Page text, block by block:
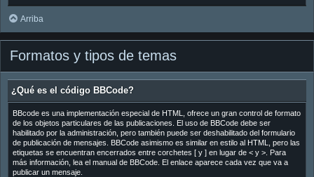
Arriba
Formatos y tipos de temas
¿Qué es el código BBCode?
BBcode es una implementación especial de HTML, ofrece un gran control de formato
de los objetos particulares de las publicaciones. El uso de BBCode debe ser
habilitado por la administración, pero también puede ser deshabilitado del formulario
de publicación de mensajes. BBCode asimismo es similar en estilo al HTML, pero las
etiquetas se encuentran encerrados entre corchetes [ y ] en lugar de < y >. Para
más información, lea el manual de BBCode. El enlace aparece cada vez que va a
publicar un mensaje.